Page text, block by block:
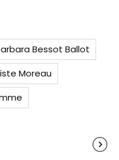
Bessot Ballot
Moreau